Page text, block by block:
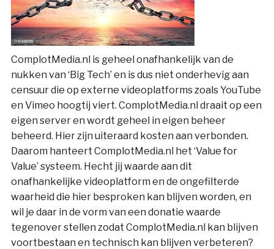
ComplotMedia.nl is geheel onafhankelijk van de
nukken van ‘Big Tech’ en is dus niet onderhevig aan
censuur die op externe videoplatforms zoals YouTube
en Vimeo hoogtij viert. ComplotMedia.nl draait op een
eigen server en wordt geheel in eigen beheer
beheerd. Hier zijn uiteraard kosten aan verbonden.
Daarom hanteert ComplotMedia.nl het ‘Value for
Value’ systeem. Hecht jij waarde aan dit
onafhankelijke videoplatform en de ongefilterde
waarheid die hier besproken kan blijven worden, en
wil je daar in de vorm van een donatie waarde
tegenover stellen zodat ComplotMedia.nl kan blijven
voortbestaan en technisch kan blijven verbeteren?